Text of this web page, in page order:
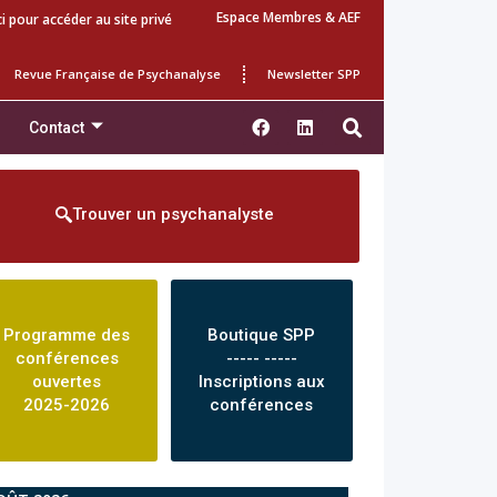
pour accéder au site privé Espace Membres & AEF
Revue Française de Psychanalyse Newsletter SPP
Contact
Trouver un psychanalyste
Programme des
conférences
ouvertes
2025-2026
Boutique SPP
----- -----
Inscriptions aux
conférences